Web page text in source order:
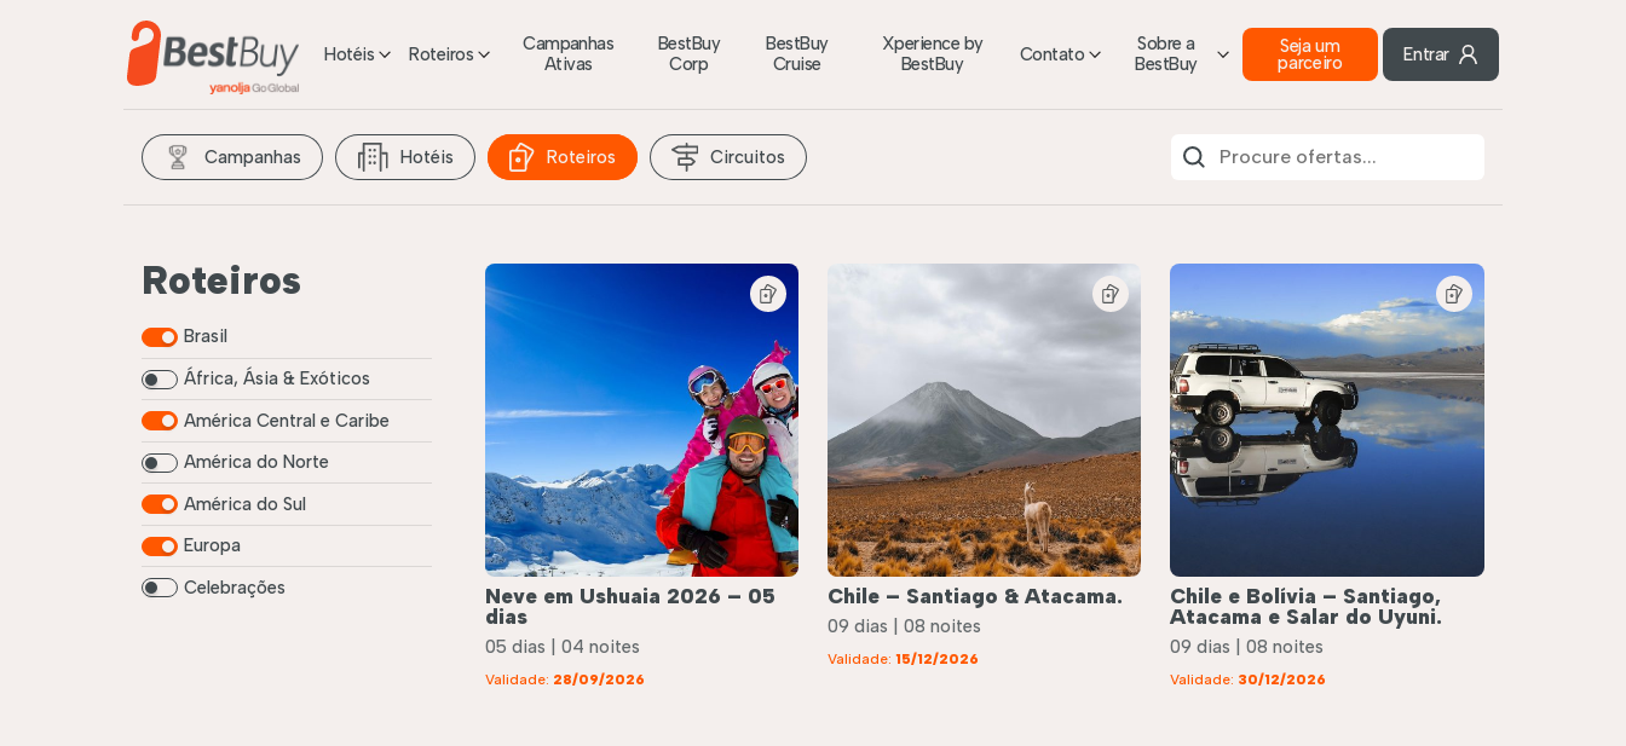
Hotéis Roteiros
Campanhas
Ativas
BestBuy
Corp
BestBuy
Cruise
Xperience by
BestBuy
Contato
Sobre a
BestBuy
Seja um
parceiro Entrar
Campanhas Hotéis Roteiros Circuitos
Roteiros
Brasil
África, Ásia & Exóticos
América Central e Caribe
América do Norte
América do Sul
Europa
Celebrações
Neve em Ushuaia 2026 – 05
dias
05 dias | 04 noites
Validade: 28/09/2026
Chile – Santiago & Atacama.
09 dias | 08 noites
Validade: 15/12/2026
Chile e Bolívia – Santiago,
Atacama e Salar do Uyuni.
09 dias | 08 noites
Validade: 30/12/2026